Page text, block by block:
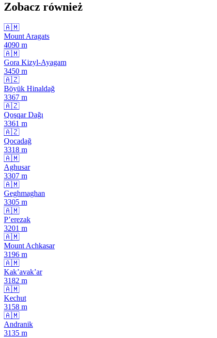
Zobacz również
🇦🇲
Mount Aragats
4090 m
🇦🇲
Gora Kizyl-Ayagam
3450 m
🇦🇿
Böyük Hinaldağ
3367 m
🇦🇿
Qoşqar Dağı
3361 m
🇦🇿
Qocadağ
3318 m
🇦🇲
Aghusar
3307 m
🇦🇲
Geghmaghan
3305 m
🇦🇲
P’erezak
3201 m
🇦🇲
Mount Achkasar
3196 m
🇦🇲
Kak’avak’ar
3182 m
🇦🇲
Kechut
3158 m
🇦🇲
Andranik
3135 m